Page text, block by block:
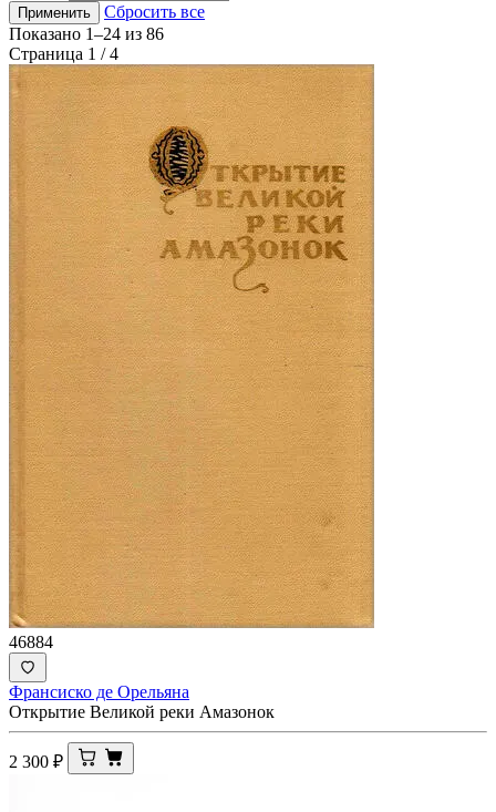
Применить
Сбросить все
Показано 1–24 из 86
Страница 1 / 4
46884
Франсиско де Орельяна
Открытие Великой реки Амазонок
2 300 ₽